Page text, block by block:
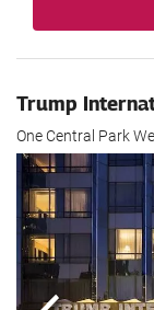
Trump
One Central Park